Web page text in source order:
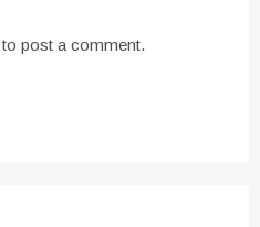
to post a comment.